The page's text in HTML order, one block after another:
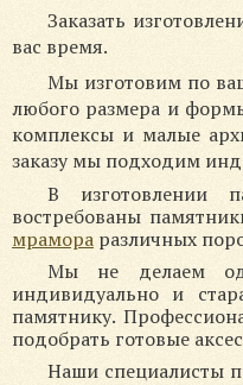
Заказать
вас время.
Мы изготовим по
любого размера и
комплексы и малые
заказу мы подходим
В изготовлении
востребованы
мрамора различных
Мы не делаем
индивидуально и
памятнику.
подобрать готовые
Наши специалисты